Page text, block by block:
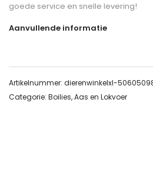
goede service en snelle levering!
Aanvullende informatie
Artikelnummer: dierenwinkelxl-
Categorie: Boilies, Aas en Lokvoer